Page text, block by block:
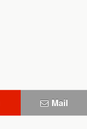
Mail